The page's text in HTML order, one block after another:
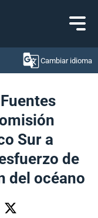
Cambiar idioma
Sur a
de
del océano